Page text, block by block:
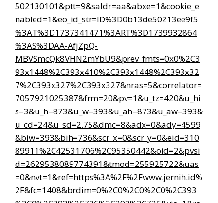
502130101&ptt=9&saldr=aa&abxe=1&cookie_e
nabled=1&eo_id_str=ID%3D0b13de50213ee9f5
%3AT%3D1737341471%3ART%3D1739932864
%3AS%3DAA-AfjZpQ-
MBVSmcQk8VHN2mYbU9&prev_fmts=0x0%2C3
93x1448%2C393x410%2C393x1448%2C393x32
7%2C393x327%2C393x327&nras=5&correlator=
7057921025387&frm=20&pv=1&u_tz=420&u_hi
s=3&u_h=873&u_w=393&u_ah=873&u_aw=393&
u_cd=24&u_sd=2.75&dmc=8&adx=0&ady=4599
&biw=393&bih=736&scr_x=0&scr_y=0&eid=310
89911%2C42531706%2C95350442&oid=2&pvsi
d=2629538089774391&tmod=255925722&uas
=0&nvt=1&ref=https%3A%2F%2Fwww.jernih.id%
2F&fc=1408&brdim=0%2C0%2C0%2C0%2C393